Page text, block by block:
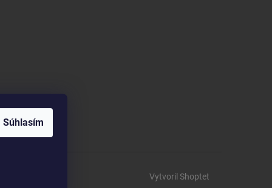
Súhlasím
Vytvoril Shoptet